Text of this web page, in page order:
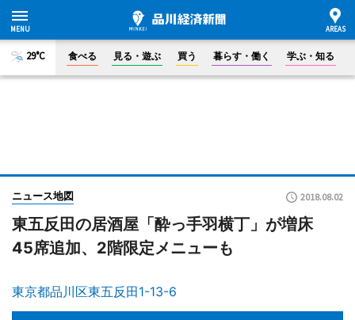
29°C 食べる 見る・遊ぶ 買う 暮らす・働く 学ぶ・知る
ニュース地図 2018.08.02
東五反田の居酒屋「酔っ手羽横丁」が増床
45席追加、2階限定メニューも
東京都品川区東五反田1-13-6